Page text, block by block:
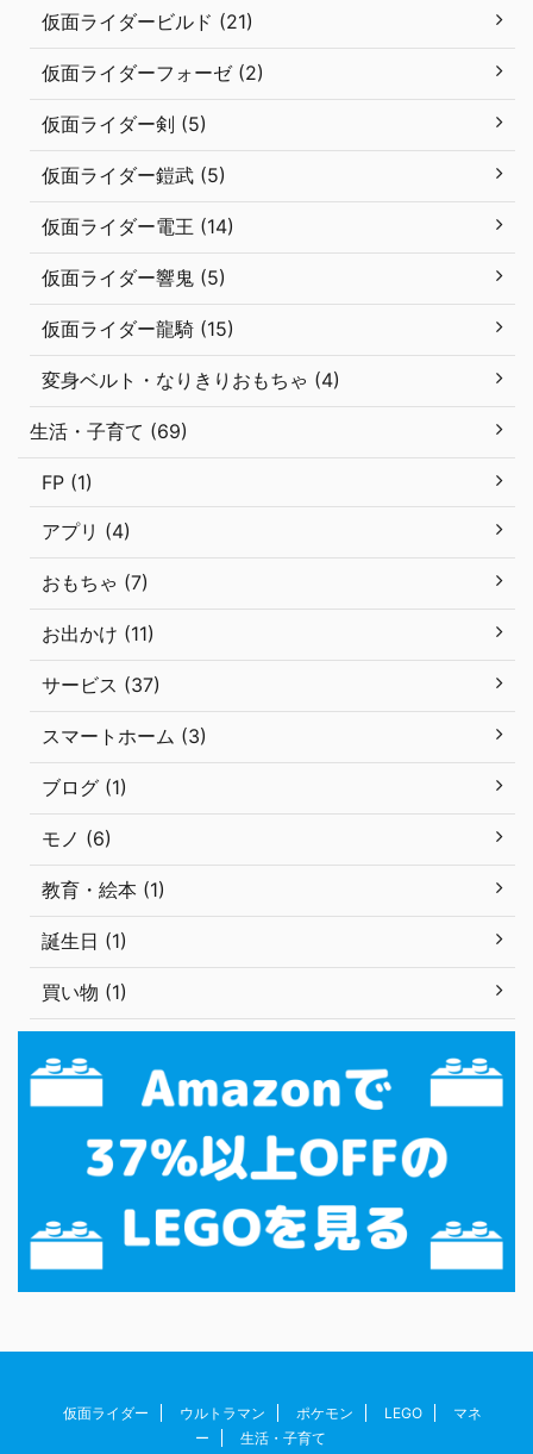
仮面ライダービルド (21)
仮面ライダーフォーゼ (2)
仮面ライダー剣 (5)
仮面ライダー鎧武 (5)
仮面ライダー電王 (14)
仮面ライダー響鬼 (5)
仮面ライダー龍騎 (15)
変身ベルト・なりきりおもちゃ (4)
生活・子育て (69)
FP (1)
アプリ (4)
おもちゃ (7)
お出かけ (11)
サービス (37)
スマートホーム (3)
ブログ (1)
モノ (6)
教育・絵本 (1)
誕生日 (1)
買い物 (1)
仮面ライダー ウルトラマン ポケモン LEGO
マネ
ー
生活・子育て